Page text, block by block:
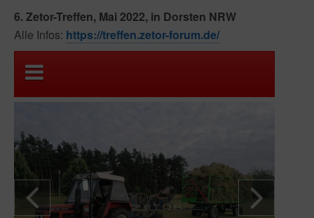
6. Zetor-Treffen, Mai 2022, in Dorsten NRW
Alle Infos: https://treffen.zetor-forum.de/